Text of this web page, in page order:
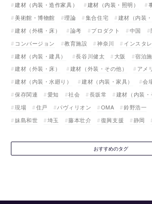
建材（内装・造作家具）
建材（内装・照明）
美術館・博物館
理論 集合住宅
建材（内装
建材（外構・床）
論考 プロダクト 中国
コンバージョン
教育施設 神奈川
インスタ
建材（内装・建具）
長谷川健太 大阪 宿泊
建材（外装・床）
建材（外装・その他）
アメ
建材（内装・水廻り）
建材（内装・家具） 会
保存関連
愛知 社会 長坂常 建材（内装・
現場
住戸 パヴィリオン OMA 鈴野浩一
妹島和世
埼玉 藤本壮介 復興支援 静岡
おすすめのタグ